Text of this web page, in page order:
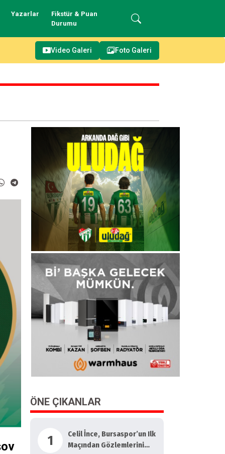
Yazarlar
Fikstür & Puan
Durumu
Video Galeri Foto Galeri
ÖNE ÇIKANLAR
1
Celil İnce, Bursaspor’un Ilk
Maçından Gözlemlerini